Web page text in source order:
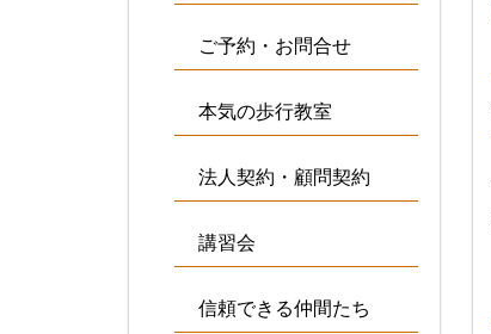
ご予約・お問合せ
本気の歩行教室
法人契約・顧問契約
講習会
信頼できる仲間たち